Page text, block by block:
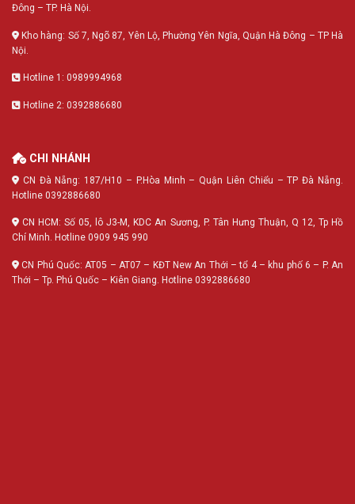
Đông – TP. Hà Nội.
Kho hàng: Số 7, Ngõ 87, Yên Lộ, Phường Yên Ngĩa, Quận Hà Đông – TP Hà
Nội.
Hotline 1: 0989994968
Hotline 2: 0392886680
CHI NHÁNH
CN Đà Nẵng: 187/H10 – P.Hòa Minh – Quận Liên Chiểu – TP Đà Nẵng.
Hotline 0392886680
CN HCM: Số 05, lô J3-M, KDC An Sương, P. Tân Hưng Thuận, Q 12, Tp Hồ
Chí Minh. Hotline 0909 945 990
CN Phú Quốc: AT05 – AT07 – KĐT New An Thới – tổ 4 – khu phố 6 – P. An
Thới – Tp. Phú Quốc – Kiên Giang. Hotline 0392886680